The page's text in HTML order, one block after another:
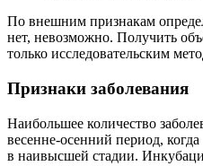
По внешним признакам
нет, невозможно. Получить
только исследовательским
Признаки заболевания
Наибольшее количество
весенне-осенний период,
в наивысшей стадии.